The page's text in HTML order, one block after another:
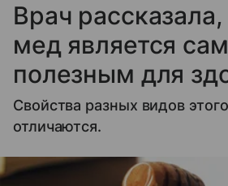
Врач
мед является
полезным для
Свойства разных видов
отличаются.